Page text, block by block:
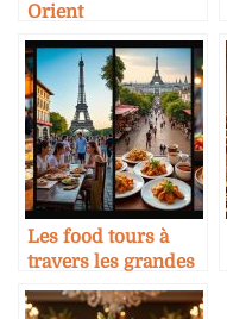
Orient
Les food tours à
travers les grandes
villes